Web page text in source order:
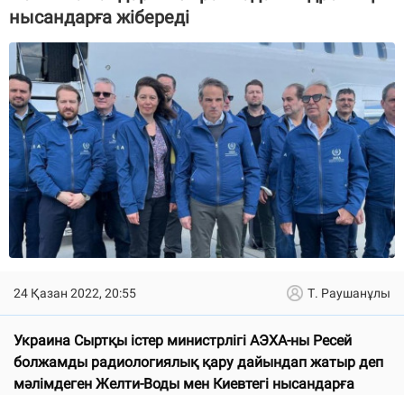
нысандарға жібереді
24 Қазан 2022, 20:55 Т. Раушанұлы
Украина Сыртқы істер министрлігі AЭXA-ны Ресей
болжамды радиологиялық қару дайындап жатыр деп
мәлімдеген Желти-Воды мен Киевтегі нысандарға